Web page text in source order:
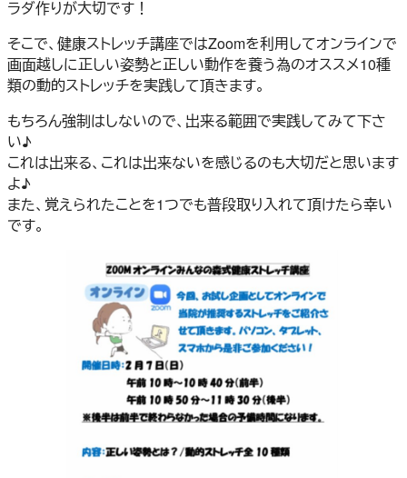
ラダ作りが大切です！
そこで、健康ストレッチ講座ではZoomを利用してオンラインで
画面越しに正しい姿勢と正しい動作を養う為のオススメ10種
類の動的ストレッチを実践して頂きます。
もちろん強制はしないので、出来る範囲で実践してみて下さ
い♪
これは出来る、これは出来ないを感じるのも大切だと思います
よ♪
また、覚えられたことを1つでも普段取り入れて頂けたら幸い
です。